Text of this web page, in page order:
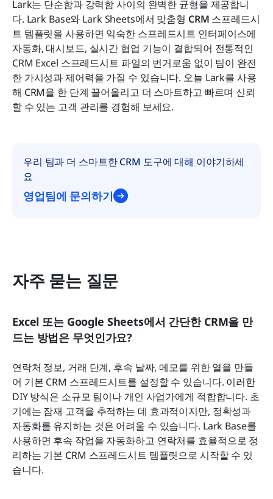
Lark는 단순함과 강력함 사이의 완벽한 균형을 제공합니
다. Lark Base와 Lark Sheets에서 맞춤형 CRM 스프레드시
트 템플릿을 사용하면 익숙한 스프레드시트 인터페이스에
자동화, 대시보드, 실시간 협업 기능이 결합되어 전통적인
CRM Excel 스프레드시트 파일의 번거로움 없이 팀이 완전
한 가시성과 제어력을 가질 수 있습니다. 오늘 Lark를 사용
해 CRM을 한 단계 끌어올리고 더 스마트하고 빠르며 신뢰
할 수 있는 고객 관리를 경험해 보세요.
우리 팀과 더 스마트한 CRM 도구에 대해 이야기하세
요
영업팀에 문의하기
자주 묻는 질문
Excel 또는 Google Sheets에서 간단한 CRM을 만
드는 방법은 무엇인가요?
연락처 정보, 거래 단계, 후속 날짜, 메모를 위한 열을 만들
어 기본 CRM 스프레드시트를 설정할 수 있습니다. 이러한
DIY 방식은 소규모 팀이나 개인 사업가에게 적합합니다. 초
기에는 잠재 고객을 추적하는 데 효과적이지만, 정확성과
자동화를 유지하는 것은 어려울 수 있습니다. Lark Base를
사용하면 후속 작업을 자동화하고 연락처를 효율적으로 정
리하는 기본 CRM 스프레드시트 템플릿으로 시작할 수 있
습니다.